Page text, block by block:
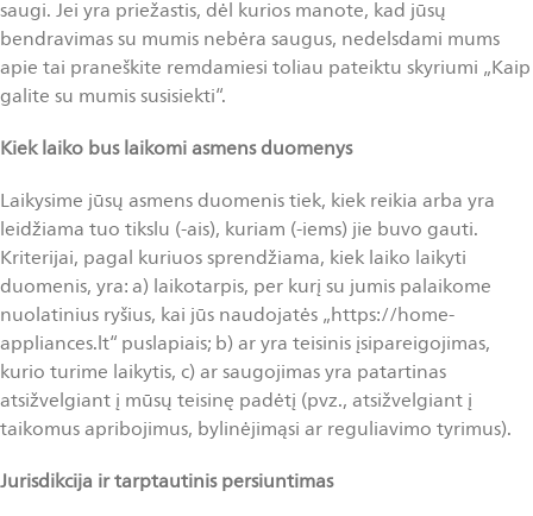
saugi. Jei yra priežastis, dėl kurios manote, kad jūsų
bendravimas su mumis nebėra saugus, nedelsdami mums
apie tai praneškite remdamiesi toliau pateiktu skyriumi „Kaip
galite su mumis susisiekti“.
Kiek laikobus laikomi asmens duomenys
Laikysime jūsų asmens duomenis tiek, kiek reikia arba yra
leidžiama tuo tikslu (-ais), kuriam (-iems) jie buvo gauti.
Kriterijai, pagal kuriuos sprendžiama, kiek laiko laikyti
duomenis, yra: a) laikotarpis, per kurį su jumis palaikome
nuolatinius ryšius, kai jūs naudojatės „https://home-
appliances.lt“ puslapiais; b) ar yra teisinis įsipareigojimas,
kurio turime laikytis, c) ar saugojimas yra patartinas
atsižvelgiant į mūsų teisinę padėtį (pvz., atsižvelgiant į
taikomus apribojimus, bylinėjimąsi ar reguliavimo tyrimus).
Jurisdikcija ir tarptautinis persiuntimas